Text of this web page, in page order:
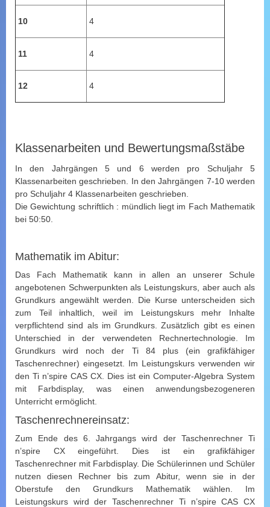
10 4
11 4
12 4
Klassenarbeiten und Bewertungsmaßstäbe
In den Jahrgängen 5 und 6 werden pro Schuljahr 5
Klassenarbeiten geschrieben. In den Jahrgängen 7-10 werden
pro Schuljahr 4 Klassenarbeiten geschrieben.
Die Gewichtung schriftlich : mündlich liegt im Fach Mathematik
bei 50:50.
Mathematik im Abitur:
Das Fach Mathematik kann in allen an unserer Schule
angebotenen Schwerpunkten als Leistungskurs, aber auch als
Grundkurs angewählt werden. Die Kurse unterscheiden sich
zum Teil inhaltlich, weil im Leistungskurs mehr Inhalte
verpflichtend sind als im Grundkurs. Zusätzlich gibt es einen
Unterschied in der verwendeten Rechnertechnologie. Im
Grundkurs wird noch der Ti 84 plus (ein grafikfähiger
Taschenrechner) eingesetzt. Im Leistungskurs verwenden wir
den Ti n’spire CAS CX. Dies ist ein Computer-Algebra System
mit Farbdisplay, was einen anwendungsbezogeneren
Unterricht ermöglicht.
Taschenrechnereinsatz:
Zum Ende des 6. Jahrgangs wird der Taschenrechner Ti
n’spire CX eingeführt. Dies ist ein grafikfähiger
Taschenrechner mit Farbdisplay. Die Schülerinnen und Schüler
nutzen diesen Rechner bis zum Abitur, wenn sie in der
Oberstufe den Grundkurs Mathematik wählen. Im
Leistungskurs wird der Taschenrechner Ti n’spire CAS CX